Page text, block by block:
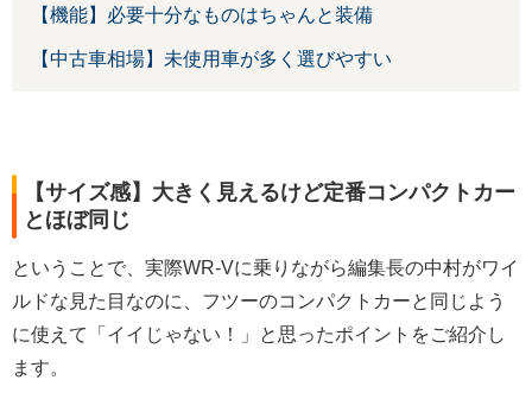
【機能】必要十分なものはちゃんと装備
【中古車相場】未使用車が多く選びやすい
【サイズ感】大きく見えるけど定番コンパクトカー
とほぼ同じ
ということで、実際WR-Vに乗りながら編集長の中村がワイ
ルドな見た目なのに、フツーのコンパクトカーと同じよう
に使えて「イイじゃない！」と思ったポイントをご紹介し
ます。